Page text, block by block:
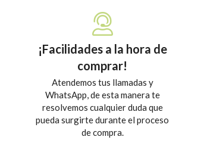
¡Facilidades a la hora de
comprar!
Atendemos tus llamadas y
WhatsApp, de esta manera te
resolvemos cualquier duda que
pueda surgirte durante el proceso
de compra.